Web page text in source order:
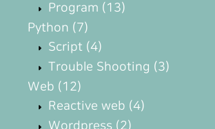
Program (13)
Python (7)
Script (4)
Trouble Shooting (3)
Web (12)
Reactive web (4)
Wordpress (2)